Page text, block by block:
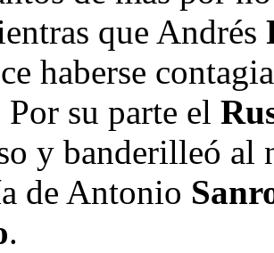
que Andrés
haberse
Por su parte el
y banderilleó al
de Antonio
.